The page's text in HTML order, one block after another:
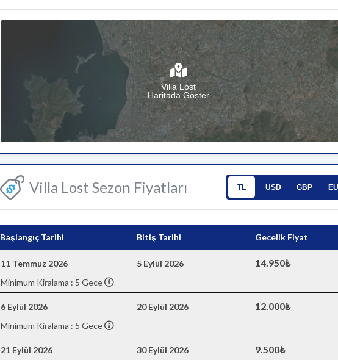
Villa Lost
Haritada Göster
Villa Lost Sezon Fiyatları TL USD GBP
Başlangıç Tarihi Bitiş Tarihi Gecelik Fiyat
11 Temmuz 2026 5 Eylül 2026 14.950₺
Minimum Kiralama : 5 Gece
6 Eylül 2026 20 Eylül 2026 12.000₺
Minimum Kiralama : 5 Gece
21 Eylül 2026 30 Eylül 2026 9.500₺